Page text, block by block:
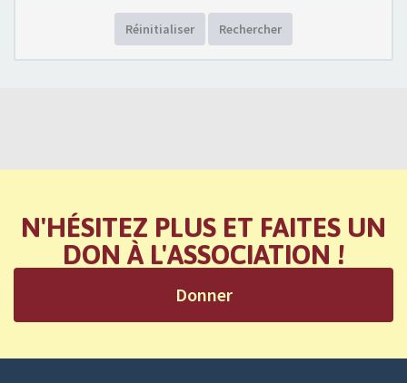
Réinitialiser Rechercher
N'HÉSITEZ PLUS ET FAITES UN
DON À L'ASSOCIATION !
Donner